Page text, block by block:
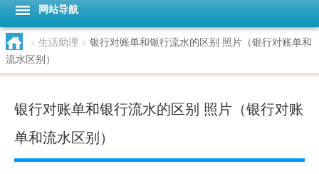
网站导航
> 生活助理 > 银行对账单和银行流水的区别 照片（银行对账单和
流水区别）
银行对账单和银行流水的区别 照片（银行对账
单和流水区别）